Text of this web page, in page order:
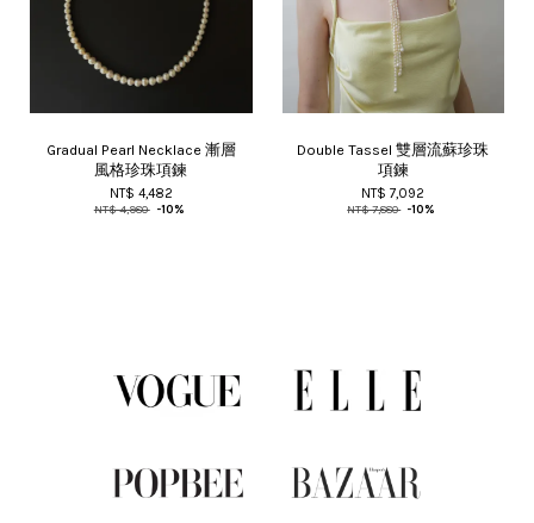
Gradual Pearl Necklace 漸層
風格珍珠項鍊
NT$ 4,482
NT$ 4,980 -10%
Double Tassel 雙層流蘇珍珠
項鍊
NT$ 7,092
NT$ 7,880 -10%